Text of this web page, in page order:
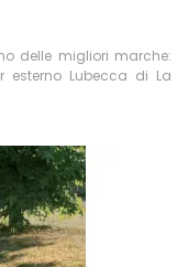
delle migliori marche:
esterno Lubecca di La